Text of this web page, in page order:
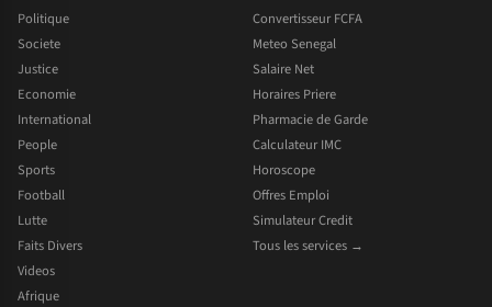
Politique
Societe
Justice
Economie
International
People
Sports
Football
Lutte
Faits Divers
Videos
Afrique
Convertisseur FCFA
Meteo Senegal
Salaire Net
Horaires Priere
Pharmacie de Garde
Calculateur IMC
Horoscope
Offres Emploi
Simulateur Credit
Tous les services →